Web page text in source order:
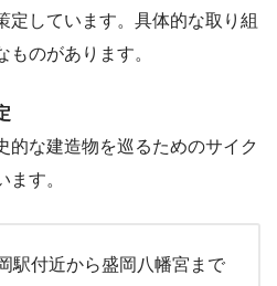
定しています。具体的な取り組
のがあります。
的な建造物を巡るためのサイク
ます。
駅付近から盛岡八幡宮まで